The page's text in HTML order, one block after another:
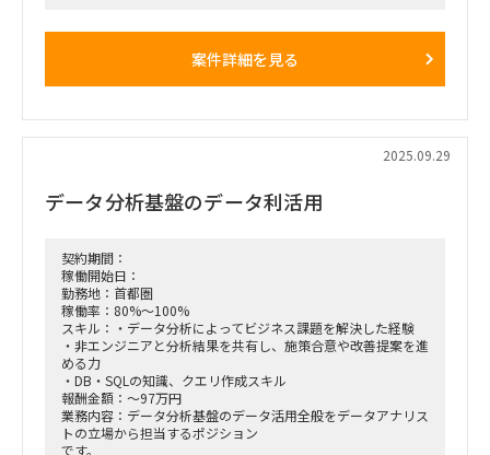
後続のスケジュールとしては総合テスト(10月～11月)、
本番稼働前から一部機能の構築・テスト支援にも入っていただ
考えています。
本件、2名の募集になりますので、以下得意な領域でご支援い
ただけますと幸いです。
1、i-Reporterの保守
システム間連携としては、API連携（REST/SOAP）、
CSV/XMLを使用
帳票作成はExcelベース
2、BI(Aurora、Tableau)の保守
Tableau画面の設計・実装
DBから必要なデータを抽出・加工
データ間の関係性（リレーション、結合）やテーブル構造を
理解・設計
3、IFの保守
案件詳細を見る
2025.09.29
データ分析基盤のデータ利活用
契約期間：
稼働開始日：
勤務地：首都圏
稼働率：80%～100%
スキル：・データ分析によってビジネス課題を解決した経験
・非エンジニアと分析結果を共有し、施策合意や改善提案を進
める力
・DB・SQLの知識、クエリ作成スキル
報酬金額：～97万円
業務内容：データ分析基盤のデータ活用全般をデータアナリス
トの立場から担当するポジション
です。